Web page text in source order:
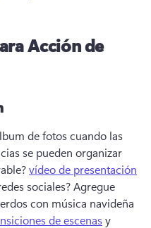
Acción de
de fotos cuando las
se pueden organizar
vídeo de presentación
sociales? Agregue
con música navideña
de escenas y